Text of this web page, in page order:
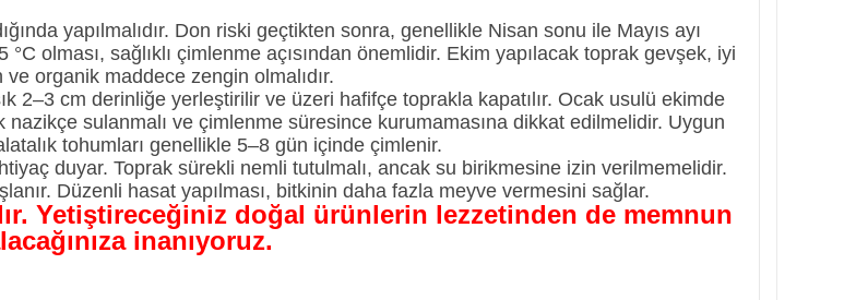
yapılmalıdır. Don riski geçtikten sonra, genellikle Nisan sonu ile Mayıs ayı
°C olması, sağlıklı çimlenme açısından önemlidir. Ekim yapılacak toprak gevşek, iyi
ve organik maddece zengin olmalıdır.
2–3 cm derinliğe yerleştirilir ve üzeri hafifçe toprakla kapatılır. Ocak usulü ekimde
nazikçe sulanmalı ve çimlenme süresince kurumamasına dikkat edilmelidir. Uygun
tohumları genellikle 5–8 gün içinde çimlenir.
duyar. Toprak sürekli nemli tutulmalı, ancak su birikmesine izin verilmemelidir.
Düzenli hasat yapılması, bitkinin daha fazla meyve vermesini sağlar.
Yetiştireceğiniz doğal ürünlerin lezzetinden de memnun
inanıyoruz.